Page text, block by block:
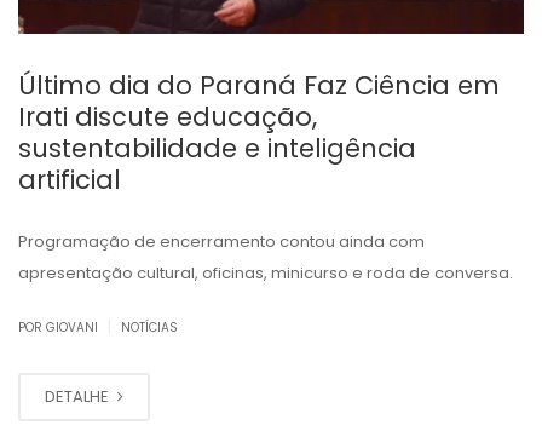
Último dia do Paraná Faz Ciência em
Irati discute educação,
sustentabilidade e inteligência
artificial
Programação de encerramento contou ainda com
apresentação cultural, oficinas, minicurso e roda de conversa.
POR GIOVANI NOTÍCIAS
DETALHE